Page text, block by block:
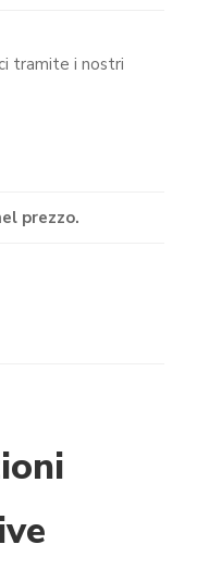
tramite i nostri
prezzo.